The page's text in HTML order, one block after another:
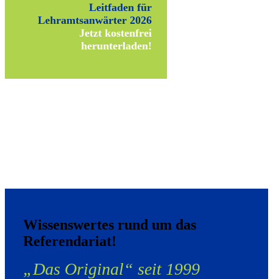
Leitfaden für
Lehramtsanwärter 2026
Jetzt kostenfrei
herunterladen!
Wissenswertes rund um das
Referendariat!
„Das Original“ seit 1999